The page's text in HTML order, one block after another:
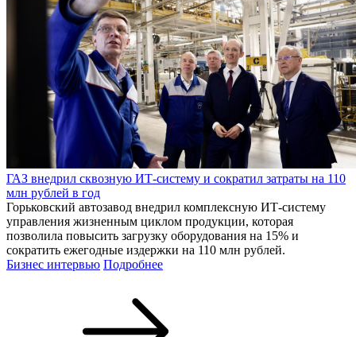
ГАЗ внедрил сквозную ИТ-систему и сократил затраты на 110
млн рублей в год
Горьковский автозавод внедрил комплексную ИТ-систему
управления жизненным циклом продукции, которая
позволила повысить загрузку оборудования на 15% и
сократить ежегодные издержки на 110 млн рублей.
Бизнес интервью Подробнее